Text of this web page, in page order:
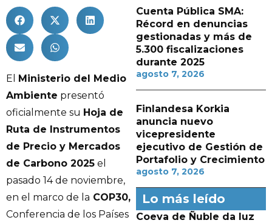
El Ministerio del Medio
Ambiente presentó
oficialmente su Hoja de
Ruta de Instrumentos
de Precio y Mercados
de Carbono 2025 el
pasado 14 de noviembre,
en el marco de la COP30,
Conferencia de los Países
Cuenta Pública SMA:
Récord en denuncias
gestionadas y más de
5.300 fiscalizaciones
durante 2025
agosto 7, 2026
Finlandesa Korkia
anuncia nuevo
vicepresidente
ejecutivo de Gestión de
Portafolio y Crecimiento
agosto 7, 2026
Lo más leído
Coeva de Ñuble da luz